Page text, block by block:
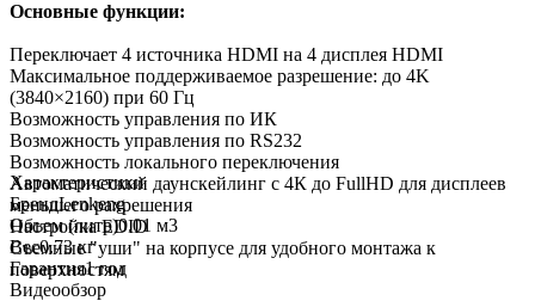
Основные функции:
Переключает 4 источника HDMI на 4 дисплея HDMI
Максимальное поддерживаемое разрешение: до 4K
(3840×2160) при 60 Гц
Возможность управления по ИК
Возможность управления по RS232
Возможность локального переключения
Автоматический даунскейлинг с 4К до FullHD для дисплеев
меньшего рахрешения
Настройка EDID
Съемные "уши" на корпусе для удобного монтажа к
поверхностям
Характеристики
БрендLenkeng
Объем (литр)0.01 м3
Вес0.73 кг
Гарантия1 год
Видеообзор